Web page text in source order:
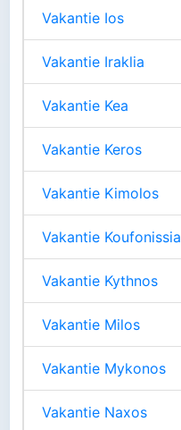
Vakantie Ios
Vakantie Iraklia
Vakantie Kea
Vakantie Keros
Vakantie Kimolos
Vakantie Koufonissia
Vakantie Kythnos
Vakantie Milos
Vakantie Mykonos
Vakantie Naxos